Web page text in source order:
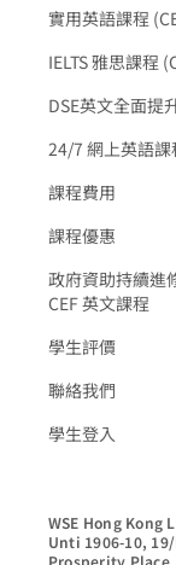
實用英語課程
IELTS 雅思課程
DSE英文全面提
24/7 網上英語課
課程費用
課程優惠
政府資助持續進
CEF 英文課程
學生評價
聯絡我們
學生登入
WSE Hong Kong
Unti 1906-10, 19/